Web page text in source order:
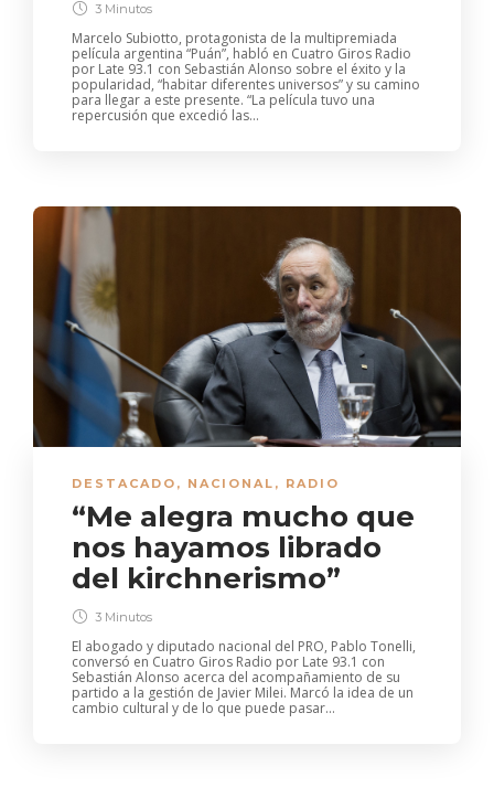
3 Minutos
Marcelo Subiotto, protagonista de la multipremiada
película argentina “Puán”, habló en Cuatro Giros Radio
por Late 93.1 con Sebastián Alonso sobre el éxito y la
popularidad, “habitar diferentes universos” y su camino
para llegar a este presente. “La película tuvo una
repercusión que excedió las...
DESTACADO , NACIONAL , RADIO
“Me alegra mucho que
nos hayamos librado
del kirchnerismo”
3 Minutos
El abogado y diputado nacional del PRO, Pablo Tonelli,
conversó en Cuatro Giros Radio por Late 93.1 con
Sebastián Alonso acerca del acompañamiento de su
partido a la gestión de Javier Milei. Marcó la idea de un
cambio cultural y de lo que puede pasar...